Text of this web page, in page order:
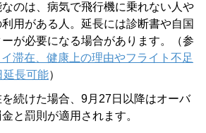
のは、病気で飛行機に乗れない人や
用がある人。延長には診断書や自国
が必要になる場合があります。（参
滞在、健康上の理由やフライト不足
延長可能）
続けた場合、9月27日以降はオーバ
と罰則が適用されます。